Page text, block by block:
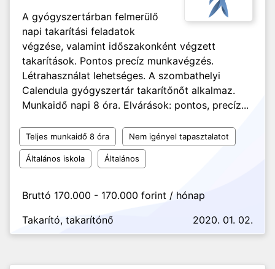
A gyógyszertárban felmerülő
napi takarítási feladatok
végzése, valamint időszakonként végzett
takarítások. Pontos precíz munkavégzés.
Létrahasználat lehetséges. A szombathelyi
Calendula gyógyszertár takarítőnőt alkalmaz.
Munkaidő napi 8 óra. Elvárások: pontos, precíz...
Teljes munkaidő 8 óra Nem igényel tapasztalatot
Általános iskola Általános
Bruttó 170.000 - 170.000 forint / hónap
Takarító, takarítónő
2020. 01. 02.